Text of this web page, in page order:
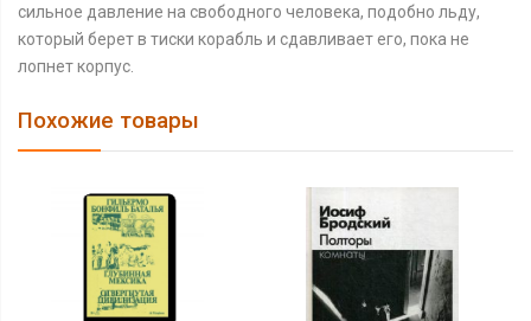
сильное давление на свободного человека, подобно льду,
который берет в тиски корабль и сдавливает его, пока не
лопнет корпус.
Похожие товары